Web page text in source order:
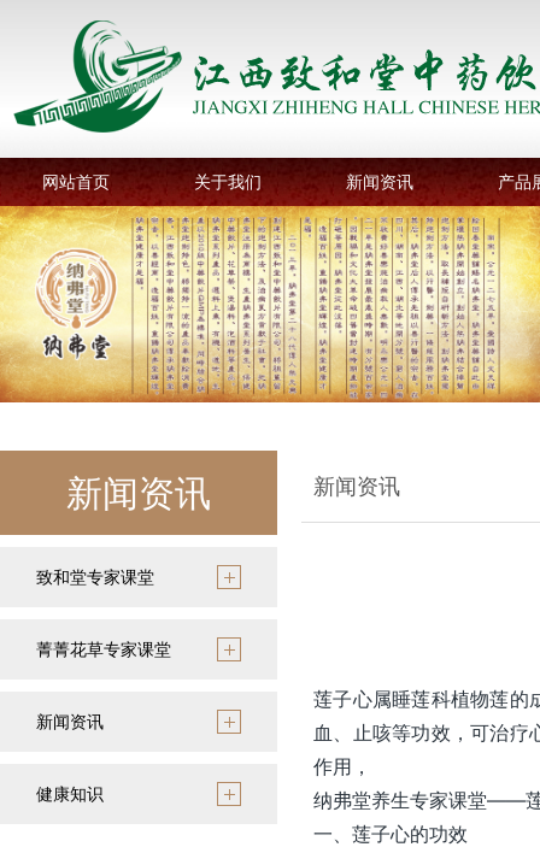
网站首页 关于我们 新闻资讯 产品
新闻资讯
致和堂专家课堂
菁菁花草专家课堂
新闻资讯
健康知识
新闻资讯
莲子心属睡莲科植物莲的
血、止咳等功效，可治疗
作用，
纳弗堂养生专家课堂——
一、莲子心的功效